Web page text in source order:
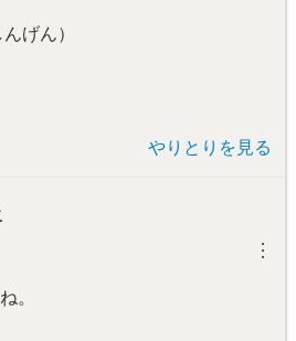
げん）
やりとりを見る
︙
。